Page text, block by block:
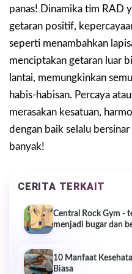
panas! Dinamika tim RAD
getaran positif,
seperti menambahkan
menciptakan getaran luar
lantai, memungkinkan
habis-habisan. Percaya
merasakan kesatuan,
dengan baik selalu
banyak!
CERITA TERKAIT
Central Rock Gym -
menjadi bugar dan
10 Manfaat
Biasa